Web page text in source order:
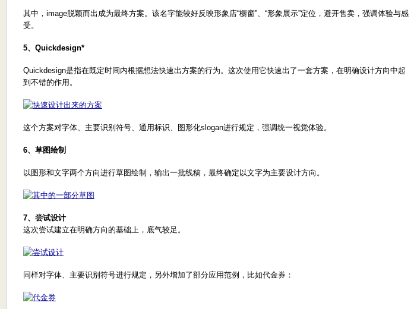
其中，image脱颖而出成为最终方案。该名字能较好反映形象店“橱窗”、“形象展示”定位，避开售卖，强调体验与感
受。
5、Quickdesign*
Quickdesign是指在既定时间内根据想法快速出方案的行为。这次使用它快速出了一套方案，在明确设计方向中起
到不错的作用。
这个方案对字体、主要识别符号、通用标识、图形化slogan进行规定，强调统一视觉体验。
6、草图绘制
以图形和文字两个方向进行草图绘制，输出一批线稿，最终确定以文字为主要设计方向。
7、尝试设计
这次尝试建立在明确方向的基础上，底气较足。
同样对字体、主要识别符号进行规定，另外增加了部分应用范例，比如代金券：